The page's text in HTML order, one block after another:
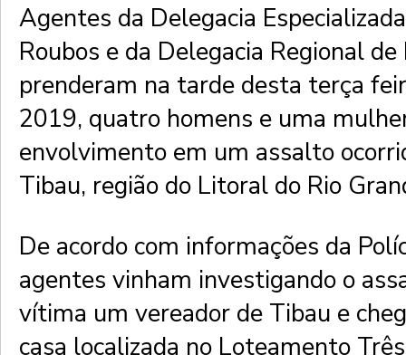
Agentes da Delegacia
Roubos e da Delegacia Regional
prenderam na tarde desta terça
2019, quatro homens e uma
envolvimento em um assalto
Tibau, região do Litoral do Rio
De acordo com informações da
agentes vinham investigando o
vítima um vereador de Tibau e
casa localizada no Loteamento